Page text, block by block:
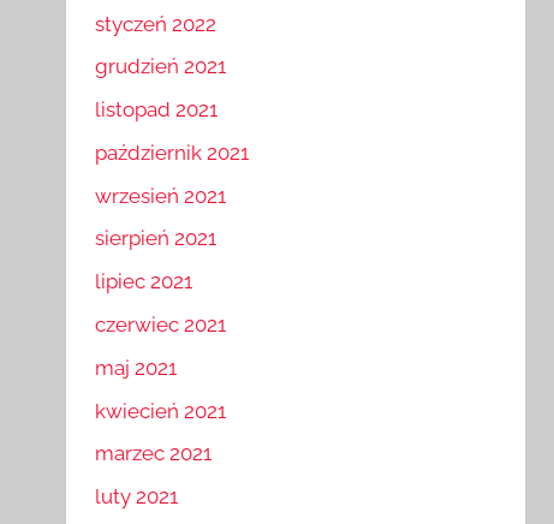
styczeń 2022
grudzień 2021
listopad 2021
październik 2021
wrzesień 2021
sierpień 2021
lipiec 2021
czerwiec 2021
maj 2021
kwiecień 2021
marzec 2021
luty 2021